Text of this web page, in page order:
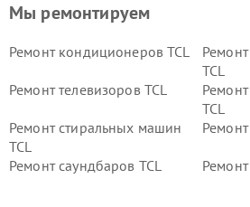
Мы ремонтируем
Ремонт кондиционеров TCL
TCL
Ремонт телевизоров TCL
TCL
Ремонт стиральных машин
TCL
Ремонт саундбаров TCL